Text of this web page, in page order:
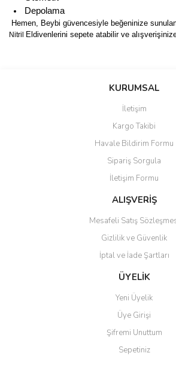
Depolama
Hemen, Beybi güvencesiyle beğeninize
Nitril
Eldivenlerini sepete atabilir ve
Bu ürüne ilk yorumu siz
Ürün hakkında henüz soru
Ürün resmi kalitesiz, bozuk veya
Ürün açıklamasında eksik bilgiler
Ürün bilgilerinde hatalar bulunuyor.
Ürün fiyatı diğer sitelerden daha pahalı.
Bu ürüne benzer farklı alternatifler olmalı.
Gönder
KURUMSAL
İletişim
Kargo Takibi
Havale Bildirim Formu
Sipariş Sorgula
İletişim Formu
ALIŞVERİŞ
Mesafeli Satış
Gizlilik ve Güvenlik
İptal ve İade Şartları
ÜYELİK
Yeni Üyelik
Üye Girişi
Şifremi Unuttum
Sepetiniz